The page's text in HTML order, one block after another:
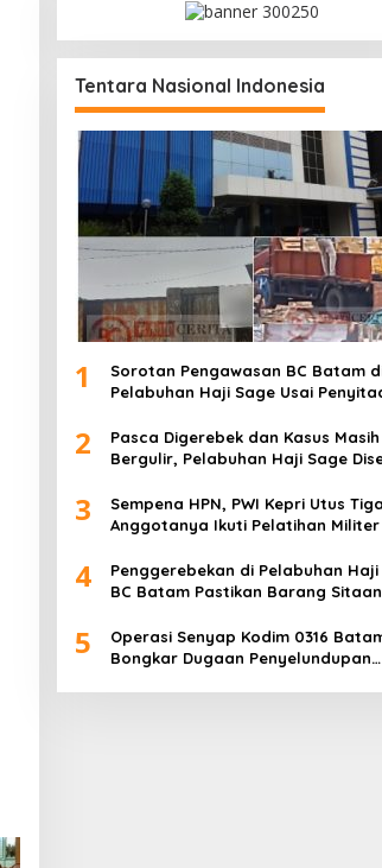
Tentara Nasional Indonesia
1
Sorotan Pengawasan BC Batam
Pelabuhan Haji Sage Usai
2
Pasca Digerebek dan Kasus Masih
Bergulir, Pelabuhan Haji Sage
Dipertanyakan
3
Sempena HPN, PWI Kepri Utus Tiga
Anggotanya Ikuti Pelatihan
4
Penggerebekan di Pelabuhan Haji
BC Batam Pastikan Barang Sitaan
5
Operasi Senyap Kodim 0316
Bongkar Dugaan Penyelundupan